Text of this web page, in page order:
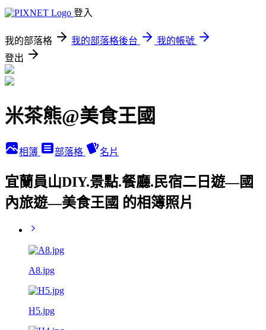
登入
我的部落格 我的部落格後台
我的帳號
登出
米茶熊@美食王國
相簿 部落格 名片
宜蘭員山DIY.景點.餐廳.民宿二日遊—國
內旅遊—美食王國 的相簿照片
A8.jpg
H5.jpg